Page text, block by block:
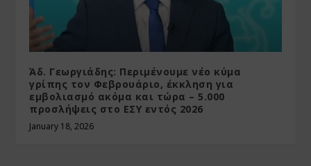
Άδ. Γεωργιάδης: Περιμένουμε νέο κύμα
γρίπης τον Φεβρουάριο, έκκληση για
εμβολιασμό ακόμα και τώρα – 5.000
προσλήψεις στο ΕΣΥ εντός 2026
January 18, 2026